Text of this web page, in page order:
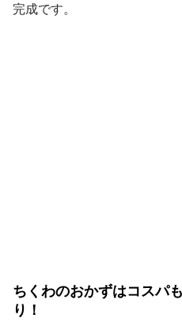
完成です。
ちくわのおかずはコスパ
り！